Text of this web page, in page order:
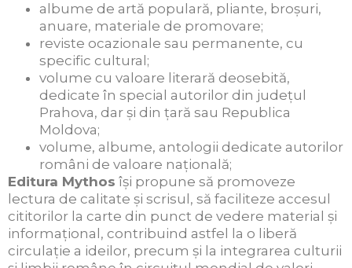
albume de artă populară, pliante, broșuri,
anuare, materiale de promovare;
reviste ocazionale sau permanente, cu
specific cultural;
volume cu valoare literară deosebită,
dedicate în special autorilor din judeţul
Prahova, dar şi din ţară sau Republica
Moldova;
volume, albume, antologii dedicate autorilor
români de valoare naţională;
Editura Mythos îşi propune să promoveze
lectura de calitate şi scrisul, să faciliteze accesul
cititorilor la carte din punct de vedere material şi
informaţional, contribuind astfel la o liberă
circulaţie a ideilor, precum şi la integrarea culturii